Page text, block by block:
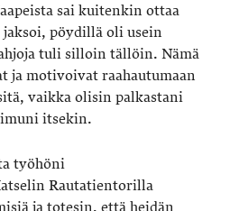
sai kuitenkin ottaa
pöydillä oli usein
tuli silloin tällöin. Nämä
ja motivoivat raahautumaan
vaikka olisin palkastani
itsekin.
työhöni
Rautatientorilla